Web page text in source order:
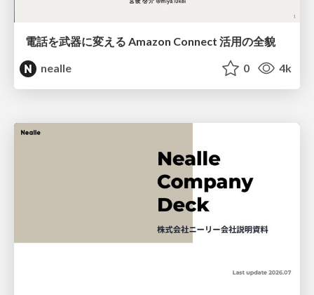
電話を武器に変える Amazon Connect 活用の全貌
nealle
0 4k